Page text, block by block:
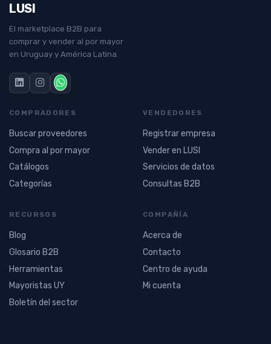
LUSI
El marketplace B2B para
comprar y vender al por mayor
en Uruguay y América Latina.
COMPRADORES
Buscar proveedores
Compra al por mayor
Catálogos
Categorías
VENDEDORES
Registrar empresa
Vender en LUSI
Servicios de datos
Consultas B2B
RECURSOS
Blog
Glosario B2B
Herramientas
Mayoristas UY
Boletín del sector
COMPAÑÍA
Acerca de
Contacto
Centro de ayuda
Mi cuenta